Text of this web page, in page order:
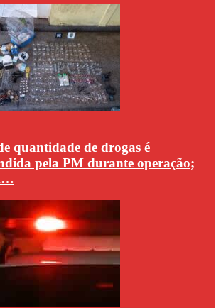
quantidade de drogas é
pela PM durante operação;